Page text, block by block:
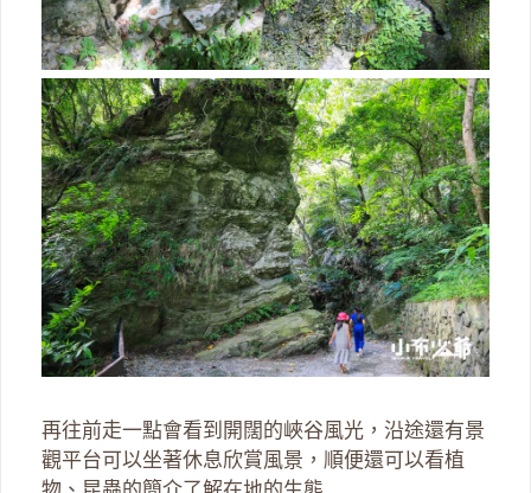
再往前走一點會看到開闊的峽谷風光，沿途還有景
觀平台可以坐著休息欣賞風景，順便還可以看植